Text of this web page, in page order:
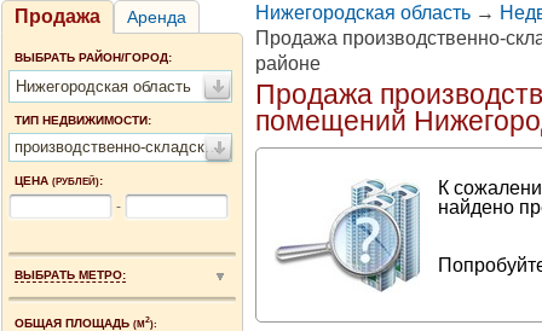
Продажа Аренда
ВЫБРАТЬ РАЙОН/ГОРОД:
Нижегородская область
ТИП НЕДВИЖИМОСТИ:
производственно-складские помещения
ЦЕНА (РУБЛЕЙ):
-
ВЫБРАТЬ МЕТРО:
ОБЩАЯ ПЛОЩАДЬ (М2):
Нижегородская область →
Продажа производственно-
районе
Продажа
помещений
К
найдено